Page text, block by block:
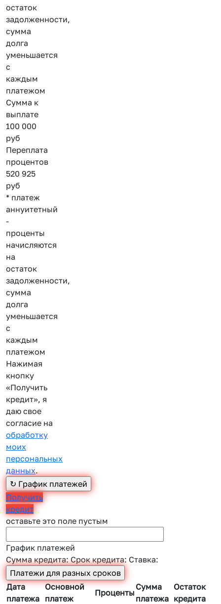
остаток
задолженности,
сумма
долга
уменьшается
с
каждым
платежом
Сумма к
выплате
100 000
руб
Переплата
процентов
520 925
руб
* платеж
аннуитетный
-
проценты
начисляются
на
остаток
задолженности,
сумма
долга
уменьшается
с
каждым
платежом
Нажимая
кнопку
«Получить
кредит», я
даю свое
согласие на
обработку
моих
персональных
данных.
Получить
кредит
оставьте это поле пустым
График платежей
Сумма кредита:Срок кредита: Ставка:
Дата
платежа
Основной
платеж
Проценты
Сумма
платежа
Остаток
кредита